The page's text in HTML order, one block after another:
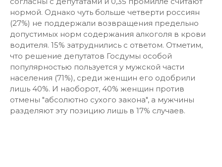
нормой. Однако чуть больше четверти россиян
(27%) не поддержали возвращения предельно
допустимых норм содержания алкоголя в крови
водителя. 15% затруднились с ответом. Отметим,
что решение депутатов Госдумы особой
популярностью пользуется у мужской части
населения (71%), среди женщин его одобрили
лишь 40%. И наоборот, 40% женщин против
отмены "абсолютно сухого закона", а мужчины
разделяют эту позицию лишь в 17% случаев.